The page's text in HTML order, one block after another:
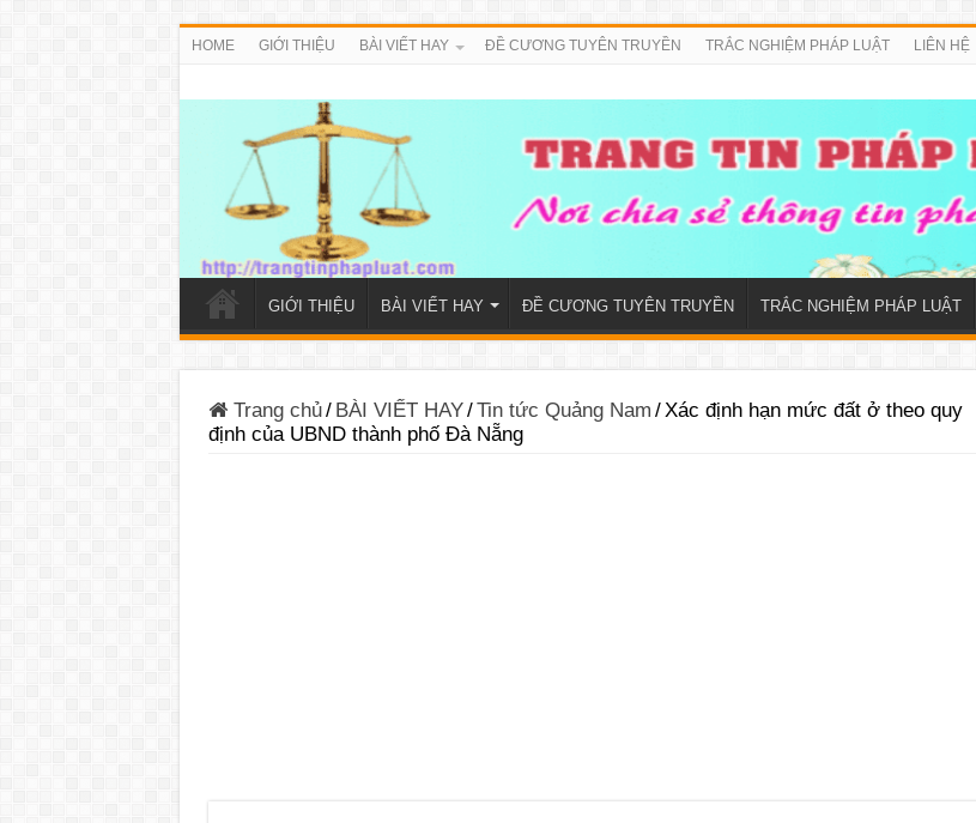
HOME GIỚI THIỆU BÀI VIẾT HAY ĐỀ CƯƠNG TUYÊN TRUYỀN TRẮC NGHIỆM PHÁP LUẬT LIÊN HỆ
GIỚI THIỆU BÀI VIẾT HAY ĐỀ CƯƠNG TUYÊN TRUYỀN TRẮC NGHIỆM PHÁP LUẬT
Trang chủ/ BÀI VIẾT HAY/Tin tức Quảng Nam / Xác định hạn mức đất ở theo quy
định của UBND thành phố Đà Nẵng